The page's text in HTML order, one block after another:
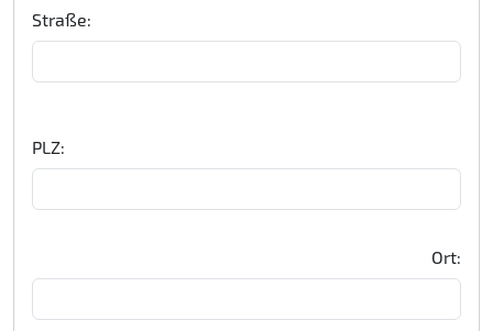
Straße:
PLZ:
Ort: